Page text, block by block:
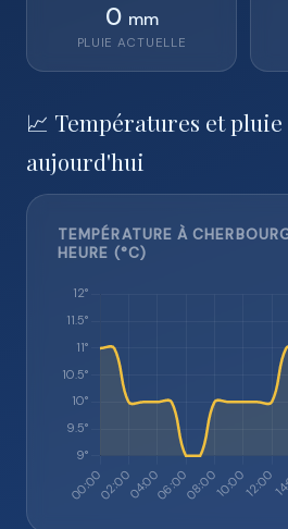
0 mm
PLUIE ACTUELLE
📈 Températures et
aujourd'hui
TEMPÉRATURE À
HEURE (°C)